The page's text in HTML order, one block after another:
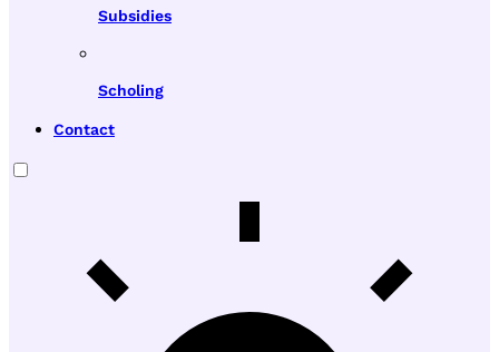
Subsidies
Scholing
Contact